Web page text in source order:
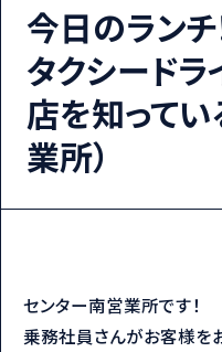
今日のランチ
タクシード
店を知ってい
業所）
センター南営業所です！
乗務社員さんがお客様を